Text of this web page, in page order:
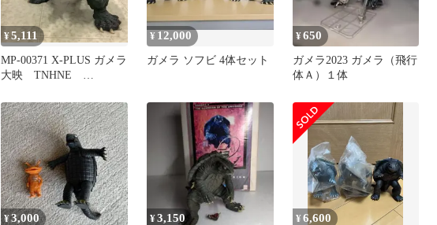
¥5,111
MP-00371 X-PLUS ガメラ
大映 TNHNE
¥ 12,000
ガメラ ソフビ 4体セット
¥650
ガメラ2023 ガメラ（飛行
体Ａ）１体
¥3,000 ¥3,150 ¥6,600